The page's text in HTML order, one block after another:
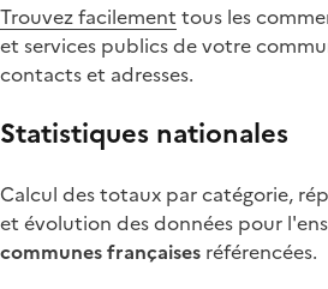
Trouvez facilement tous les
et services publics de votre
contacts et adresses.
Statistiques nationales
Calcul des totaux par catégorie,
et évolution des données pour
communes françaises référencées.